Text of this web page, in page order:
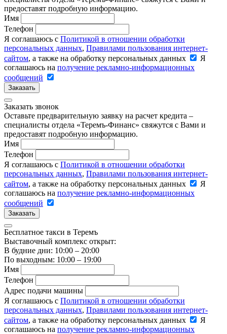
предоставят подробную информацию.
Имя
Телефон
Я соглашаюсь с Политикой в отношении обработки
персональных данных, Правилами пользования интернет-
сайтом, а также на обработку персональных данных
Я
соглашаюсь на получение рекламно-информационных
сообщений
Заказать
Заказать звонок
Оставьте предварительную заявку на расчет кредита –
специалисты отдела «Теремъ-Финанс» свяжутся с Вами и
предоставят подробную информацию.
Имя
Телефон
Я соглашаюсь с Политикой в отношении обработки
персональных данных, Правилами пользования интернет-
сайтом, а также на обработку персональных данных
Я
соглашаюсь на получение рекламно-информационных
сообщений
Заказать
Бесплатное такси в Теремъ
Выставочный комплекс открыт:
В будние дни: 10:00 – 20:00
По выходным: 10:00 – 19:00
Имя
Телефон
Адрес подачи машины
Я соглашаюсь с Политикой в отношении обработки
персональных данных, Правилами пользования интернет-
сайтом, а также на обработку персональных данных
Я
соглашаюсь на получение рекламно-информационных